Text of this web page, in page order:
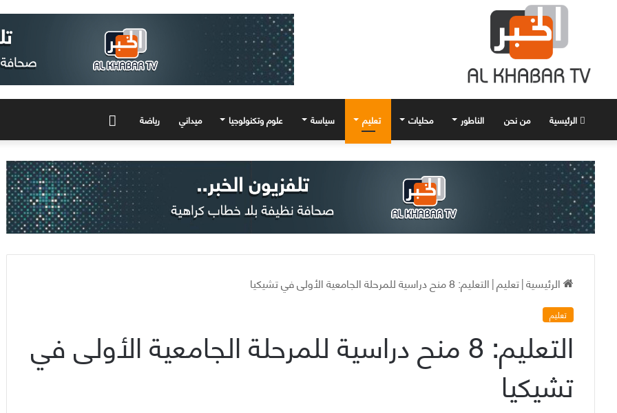
الرئيسية من نحن الناطور محليات تعليم سياسة علوم وتكنولوجيا ميداني رياضة
الرئيسية|تعليم|التعليم: 8 منح دراسية للمرحلة الجامعية الأولى في تشيكيا
تعليم
التعليم: 8 منح دراسية للمرحلة الجامعية الأولى في
تشيكيا